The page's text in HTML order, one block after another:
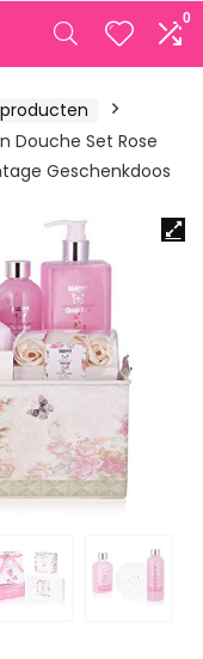
0
Douche Set Rose
Geschenkdoos